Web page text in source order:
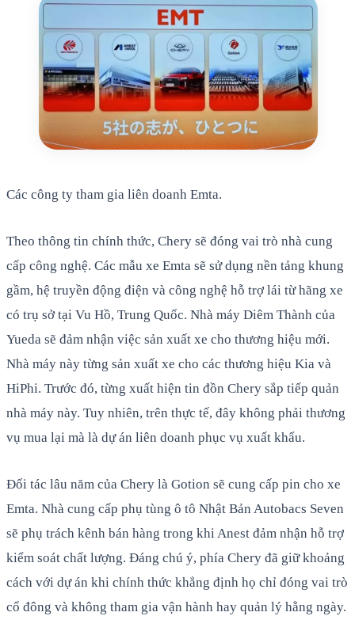
Các công ty tham gia liên doanh Emta.
Theo thông tin chính thức, Chery sẽ đóng vai trò nhà cung
cấp công nghệ. Các mẫu xe Emta sẽ sử dụng nền tảng khung
gầm, hệ truyền động điện và công nghệ hỗ trợ lái từ hãng xe
có trụ sở tại Vu Hồ, Trung Quốc. Nhà máy Diêm Thành của
Yueda sẽ đảm nhận việc sản xuất xe cho thương hiệu mới.
Nhà máy này từng sản xuất xe cho các thương hiệu Kia và
HiPhi. Trước đó, từng xuất hiện tin đồn Chery sắp tiếp quản
nhà máy này. Tuy nhiên, trên thực tế, đây không phải thương
vụ mua lại mà là dự án liên doanh phục vụ xuất khẩu.
Đối tác lâu năm của Chery là Gotion sẽ cung cấp pin cho xe
Emta. Nhà cung cấp phụ tùng ô tô Nhật Bản Autobacs Seven
sẽ phụ trách kênh bán hàng trong khi Anest đảm nhận hỗ trợ
kiểm soát chất lượng. Đáng chú ý, phía Chery đã giữ khoảng
cách với dự án khi chính thức khẳng định họ chỉ đóng vai trò
cổ đông và không tham gia vận hành hay quản lý hằng ngày.